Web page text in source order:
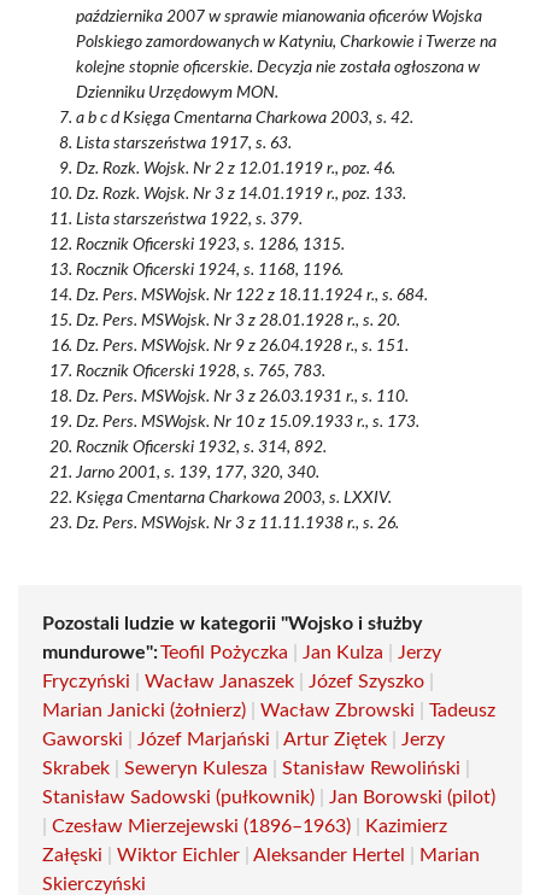
października 2007 w sprawie mianowania oficerów Wojska
Polskiego zamordowanych w Katyniu, Charkowie i Twerze na
kolejne stopnie oficerskie. Decyzja nie została ogłoszona w
Dzienniku Urzędowym MON.
a b c d Księga Cmentarna Charkowa 2003, s. 42.
Lista starszeństwa 1917, s. 63.
Dz. Rozk. Wojsk. Nr 2 z 12.01.1919 r., poz. 46.
Dz. Rozk. Wojsk. Nr 3 z 14.01.1919 r., poz. 133.
Lista starszeństwa 1922, s. 379.
Rocznik Oficerski 1923, s. 1286, 1315.
Rocznik Oficerski 1924, s. 1168, 1196.
Dz. Pers. MSWojsk. Nr 122 z 18.11.1924 r., s. 684.
Dz. Pers. MSWojsk. Nr 3 z 28.01.1928 r., s. 20.
Dz. Pers. MSWojsk. Nr 9 z 26.04.1928 r., s. 151.
Rocznik Oficerski 1928, s. 765, 783.
Dz. Pers. MSWojsk. Nr 3 z 26.03.1931 r., s. 110.
Dz. Pers. MSWojsk. Nr 10 z 15.09.1933 r., s. 173.
Rocznik Oficerski 1932, s. 314, 892.
Jarno 2001, s. 139, 177, 320, 340.
Księga Cmentarna Charkowa 2003, s. LXXIV.
Dz. Pers. MSWojsk. Nr 3 z 11.11.1938 r., s. 26.
Pozostali ludzie w kategorii "Wojsko i służby
mundurowe":Teofil Pożyczka Jan Kulza
Jerzy
Fryczyński
Wacław Janaszek Józef Szyszko
Marian Janicki (żołnierz)
Wacław Zbrowski
Tadeusz
Gaworski
Józef Marjański Artur Ziętek
Jerzy
Skrabek
Seweryn Kulesza Stanisław Rewoliński
Stanisław Sadowski (pułkownik)
Jan Borowski (pilot)
Czesław Mierzejewski (1896–1963)
Kazimierz
Załęski
Wiktor Eichler Aleksander Hertel
Marian
Skierczyński